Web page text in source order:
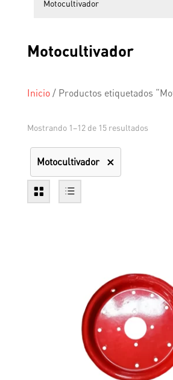
Motocultivador
Inicio/ Productos etiquetados
Mostrando 1–12 de 15 resultados
Motocultivador